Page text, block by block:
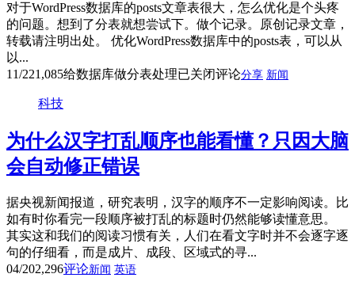
对于WordPress数据库的posts文章表很大，怎么优化是个头疼
的问题。想到了分表就想尝试下。做个记录。原创记录文章，
转载请注明出处。 优化WordPress数据库中的posts表，可以从
以...
11/221,085给数据库做分表处理已关闭评论分享 新闻
科技
为什么汉字打乱顺序也能看懂？只因大脑
会自动修正错误
据央视新闻报道，研究表明，汉字的顺序不一定影响阅读。比
如有时你看完一段顺序被打乱的标题时仍然能够读懂意思。
其实这和我们的阅读习惯有关，人们在看文字时并不会逐字逐
句的仔细看，而是成片、成段、区域式的寻...
04/202,296评论新闻 英语